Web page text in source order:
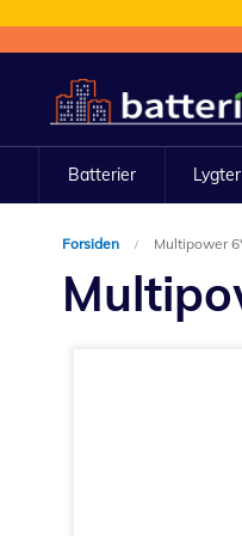
to
Content
Batterier
Forsiden Multipower